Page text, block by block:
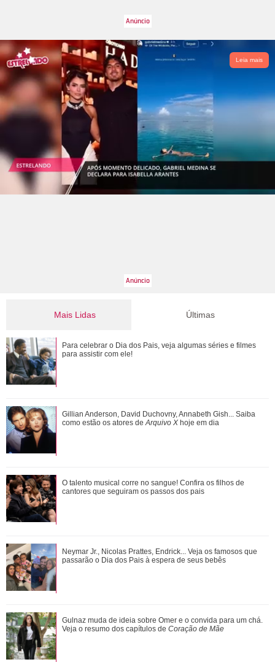
Leia mais
Mais Lidas
Gulnaz muda de ideia sobre Omer e o convida para um chá.
Veja o resumo dos capítulos de Cor...
Adriana manda Iuri procurar o anel de Arthur. Veja o resumo
dos capítulos de Quem Ama Cuida
O talento musical corre no sangue! Confira os filhos de
cantores que seguiram os passos dos p...
João Raul diz para Agrado que não está conseguindo
conviver com seu sucesso. Veja os resum...
Últimas
Para celebrar o Dia dos Pais, veja algumas séries e filmes
para assistir com ele!
Gillian Anderson, David Duchovny, Annabeth Gish... Saiba
como estão os atores de Arquivo X hoje em dia
O talento musical corre no sangue! Confira os filhos de
cantores que seguiram os passos dos pais
Neymar Jr., Nicolas Prattes, Endrick... Veja os famosos que
passarão o Dia dos Pais à espera de seus bebês
Gulnaz muda de ideia sobre Omer e o convida para um chá.
Veja o resumo dos capítulos de Coração de Mãe